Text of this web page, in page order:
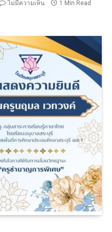
ไม่มีความเห็น
1 Min Read